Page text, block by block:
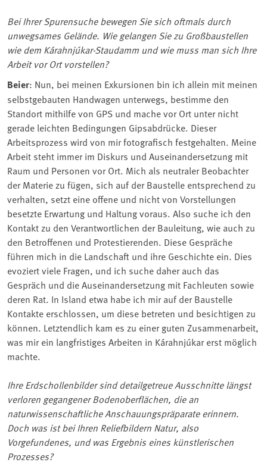
Bei Ihrer Spurensuche bewegen Sie sich oftmals durch
unwegsames Gelände. Wie gelangen Sie zu Großbaustellen
wie dem Kárahnjúkar-Staudamm und wie muss man sich Ihre
Arbeit vor Ort vorstellen?
Beier: Nun, bei meinen Exkursionen bin ich allein mit meinen
selbstgebauten Handwagen unterwegs, bestimme den
Standort mithilfe von GPS und mache vor Ort unter nicht
gerade leichten Bedingungen Gipsabdrücke. Dieser
Arbeitsprozess wird von mir fotografisch festgehalten. Meine
Arbeit steht immer im Diskurs und Auseinandersetzung mit
Raum und Personen vor Ort. Mich als neutraler Beobachter
der Materie zu fügen, sich auf der Baustelle entsprechend zu
verhalten, setzt eine offene und nicht von Vorstellungen
besetzte Erwartung und Haltung voraus. Also suche ich den
Kontakt zu den Verantwortlichen der Bauleitung, wie auch zu
den Betroffenen und Protestierenden. Diese Gespräche
führen mich in die Landschaft und ihre Geschichte ein. Dies
evoziert viele Fragen, und ich suche daher auch das
Gespräch und die Auseinandersetzung mit Fachleuten sowie
deren Rat. In Island etwa habe ich mir auf der Baustelle
Kontakte erschlossen, um diese betreten und besichtigen zu
können. Letztendlich kam es zu einer guten Zusammenarbeit,
was mir ein langfristiges Arbeiten in Kárahnjúkar erst möglich
machte.
Ihre Erdschollenbilder sind detailgetreue Ausschnitte längst
verloren gegangener Bodenoberflächen, die an
naturwissenschaftliche Anschauungspräparate erinnern.
Doch was ist bei Ihren Reliefbildern Natur, also
Vorgefundenes, und was Ergebnis eines künstlerischen
Prozesses?